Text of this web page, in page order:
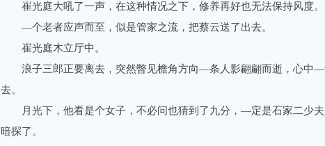
崔光庭大吼了一声，在这种情况之下，修养再好也无法保持风度。
—个老者应声而至，似是管家之流，把蔡云送了出去。
崔光庭木立厅中。
浪子三郎正要离去，突然瞥见檐角方向—条人影翩翩而逝，心中—
去。
月光下，他看是个女子，不必问也猜到了九分，—定是石家二少夫
暗探了。